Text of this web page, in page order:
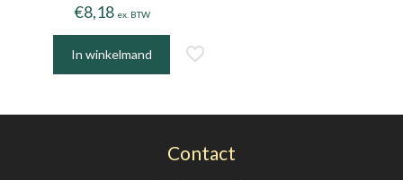
€8,18 ex. BTW
In winkelmand
Contact